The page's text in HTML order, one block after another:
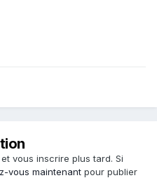
vous inscrire plus tard. Si
vous maintenant pour publier